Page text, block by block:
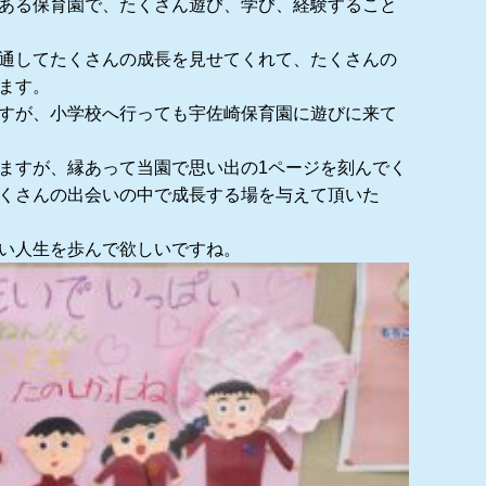
る保育園で、たくさん遊び、学び、経験すること
してたくさんの成長を見せてくれて、たくさんの
す。
が、小学校へ行っても宇佐崎保育園に遊びに来て
すが、縁あって当園で思い出の1ページを刻んでく
さんの出会いの中で成長する場を与えて頂いた
人生を歩んで欲しいですね。